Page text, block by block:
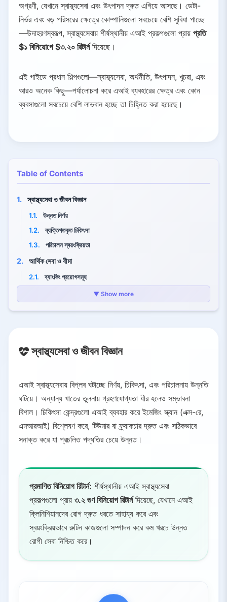
অগ্রণী, যেখানে স্বাস্থ্যসেবা এবং উৎপাদন দ্রুত এগিয়ে আসছে। ডেটা-
নির্ভর এবং বড় পরিসরের ক্ষেত্রে কোম্পানিগুলো সবচেয়ে বেশি সুবিধা পাচ্ছে
—উদাহরণস্বরূপ, স্বাস্থ্যসেবায় শীর্ষস্থানীয় এআই প্রকল্পগুলো প্রায় প্রতি
$১ বিনিয়োগে $৩.২০ রিটার্নদিয়েছে।
এই গাইডে প্রধান শিল্পগুলো—স্বাস্থ্যসেবা, অর্থনীতি, উৎপাদন, খুচরা, এবং
আরও অনেক কিছু—পর্যালোচনা করে এআই ব্যবহারের ক্ষেত্র এবং কোন
ব্যবসাগুলো সবচেয়ে বেশি লাভবান হচ্ছে তা চিহ্নিত করা হয়েছে।
Table of Contents
1. স্বাস্থ্যসেবা ও জীবন বিজ্ঞান
1.1.
উন্নত নির্ণয়
1.2.
ব্যক্তিগতকৃত চিকিৎসা
1.3.
পরিচালন স্বয়ংক্রিয়তা
2. আর্থিক সেবা ও বীমা
2.1.
ব্যাংকিং প্রয়োগসমূহ
5.1.
রাজস্ব বৃদ্ধি
5.3. ইনভেন্টরি অপ্টিমাইজেশন
6. পরিবহন ও লজিস্টিক্স
রুট অপ্টিমাইজেশন
স্বয়ংচালিত মালবাহী
শক্তি ও ইউটিলিটি
কৃষি ও খাদ্য উৎপাদন
8.1. ফসলের ফলন পূর্বাভাস
8.2. পোকামাকড় ও রোগ সনাক্তকরণ
8.3. স্মার্ট সেচ
অন্যান্য খাত
10. মূল বিষয়সমূহ
▼ Show more
স্বাস্থ্যসেবা ও জীবন বিজ্ঞান
এআই স্বাস্থ্যসেবায় বিপ্লব ঘটাচ্ছে নির্ণয়, চিকিৎসা, এবং পরিচালনায় উন্নতি
ঘটিয়ে। অন্যান্য খাতের তুলনায় গ্রহণযোগ্যতা ধীর হলেও সম্ভাবনা
বিশাল। চিকিৎসা কেন্দ্রগুলো এআই ব্যবহার করে ইমেজিং স্ক্যান (এক্স-রে,
এমআরআই) বিশ্লেষণ করে, টিউমার বা ফ্র্যাকচার দ্রুত এবং সঠিকভাবে
সনাক্ত করে যা প্রচলিত পদ্ধতির চেয়ে উন্নত।
প্রমাণিত বিনিয়োগ রিটার্ন: শীর্ষস্থানীয় এআই স্বাস্থ্যসেবা
প্রকল্পগুলো প্রায় ৩.২ গুণ বিনিয়োগ রিটার্নদিয়েছে, যেখানে এআই
ক্লিনিশিয়ানদের রোগ দ্রুত ধরতে সাহায্য করে এবং
স্বয়ংক্রিয়ভাবে রুটিন কাজগুলো সম্পাদন করে কম খরচে উন্নত
রোগী সেবা নিশ্চিত করে।